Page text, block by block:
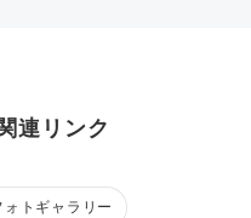
連リンク
トギャラリー